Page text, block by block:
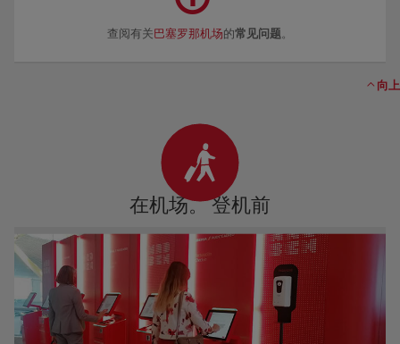
查阅有关巴塞罗那机场的常见问题 。
向上
在机场。 登机前